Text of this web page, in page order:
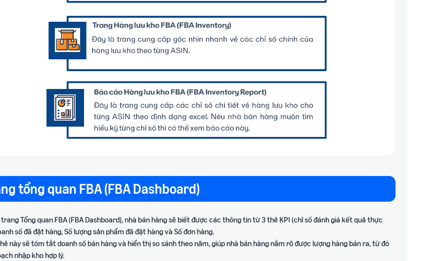
tổng quan FBA (FBA Dashboard)
Tổng quan FBA (FBA Dashboard), nhà bán hàng sẽ biết được các thông tin từ 3 thẻ KPI (chỉ số đánh giá kết quả thực
số đã đặt hàng, Số lượng sản phẩm đã đặt hàng và Số đơn hàng.
này sẽ tóm tắt doanh số bán hàng và hiển thị so sánh theo năm, giúp nhà bán hàng nắm rõ được lượng hàng bán ra, từ đó
nhập kho hợp lý.